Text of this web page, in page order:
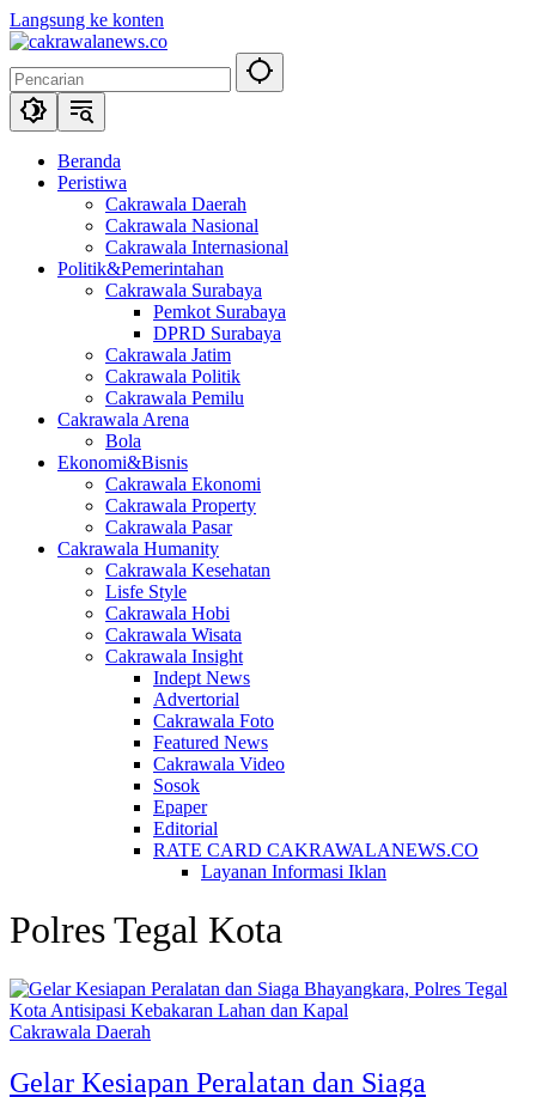
Langsung ke konten
Beranda
Peristiwa
Cakrawala Daerah
Cakrawala Nasional
Cakrawala Internasional
Politik&Pemerintahan
Cakrawala Surabaya
Pemkot Surabaya
DPRD Surabaya
Cakrawala Jatim
Cakrawala Politik
Cakrawala Pemilu
Cakrawala Arena
Bola
Ekonomi&Bisnis
Cakrawala Ekonomi
Cakrawala Property
Cakrawala Pasar
Cakrawala Humanity
Cakrawala Kesehatan
Lisfe Style
Cakrawala Hobi
Cakrawala Wisata
Cakrawala Insight
Indept News
Advertorial
Cakrawala Foto
Featured News
Cakrawala Video
Sosok
Epaper
Editorial
RATE CARD CAKRAWALANEWS.CO
Layanan Informasi Iklan
Polres Tegal Kota
Cakrawala Daerah
Gelar Kesiapan Peralatan dan Siaga